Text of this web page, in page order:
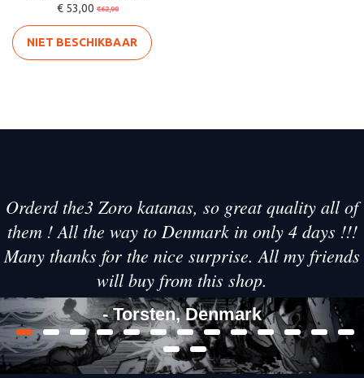
- Sword & Shield - En
€ 53,00 €62,00
NIET BESCHIKBAAR
Orderd the3 Zoro katanas, so great quality all of
them ! All the way to Denmark in only 4 days !!!
Many thanks for the nice surprise. All my friends
will buy from this shop.
- Torsten, Denmark